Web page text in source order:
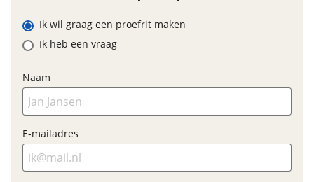
Garanties
Fabrieksgarantie
Ik wil graag een proefrit maken
Ik heb een vraag
Naam
E-mailadres